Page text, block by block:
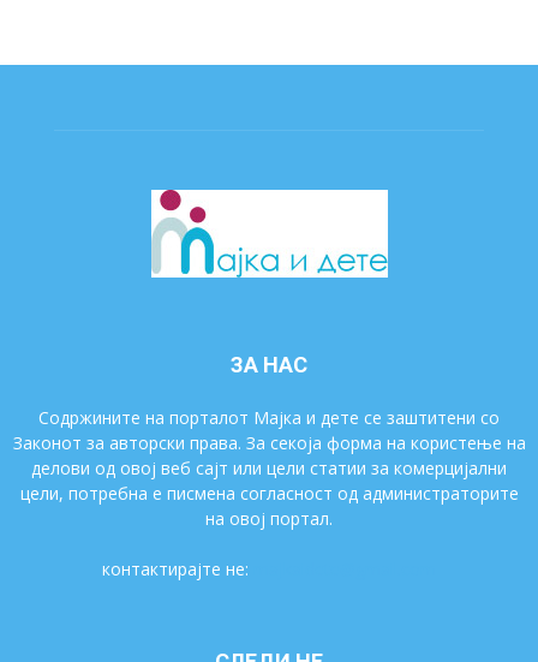
ЗА НАС
Содржините на порталот Мајка и дете се заштитени со
Законот за авторски права. За секоја форма на користење на
делови од овој веб сајт или цели статии за комерцијални
цели, потребна е писмена согласност од администраторите
на овој портал.
контактирајте не: